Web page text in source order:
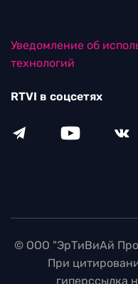
Уведомление об
технологий
RTVI в соцсетях
© ООО "ЭрТиВиАй
При
гиперссылка